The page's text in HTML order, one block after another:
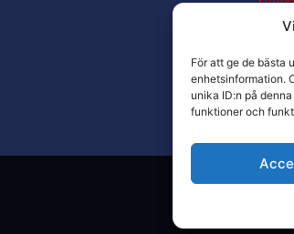
För att ge de bästa
enhetsinformation.
unika ID:n på
funktioner och